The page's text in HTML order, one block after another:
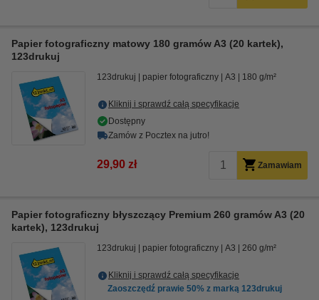
Papier fotograficzny matowy 180 gramów A3 (20 kartek),
123drukuj
123drukuj papier fotograficzny A3 180 g/m²
Kliknij i sprawdź całą specyfikacje
Dostępny
Zamów z Pocztex na jutro!
29,90 zł Zamawiam
Papier fotograficzny błyszczący Premium 260 gramów A3 (20
kartek), 123drukuj
123drukuj papier fotograficzny A3 260 g/m²
Kliknij i sprawdź całą specyfikacje
Zaoszczędź prawie 50% z marką 123drukuj